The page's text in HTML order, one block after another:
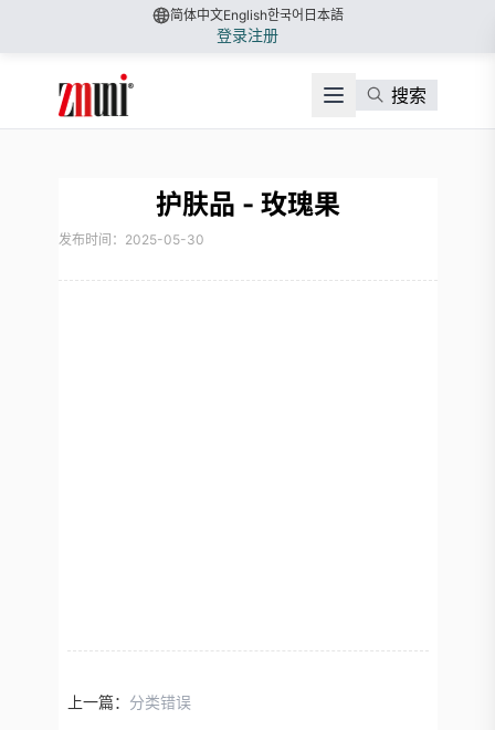
简体中文English한국어 日本語
登录注册
搜索
护肤品 - 玫瑰果
发布时间：2025-05-30
上一篇： 分类错误